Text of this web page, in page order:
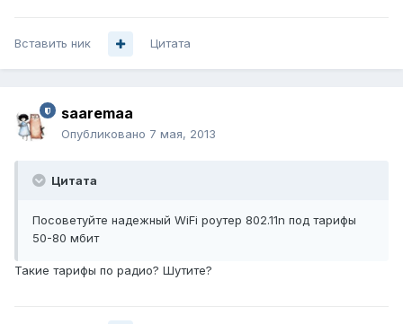
Вставить ник Цитата
saaremaa
Опубликовано 7 мая, 2013
Цитата
Посоветуйте надежный WiFi роутер 802.11n под тарифы
50-80 мбит
Такие тарифы по радио? Шутите?